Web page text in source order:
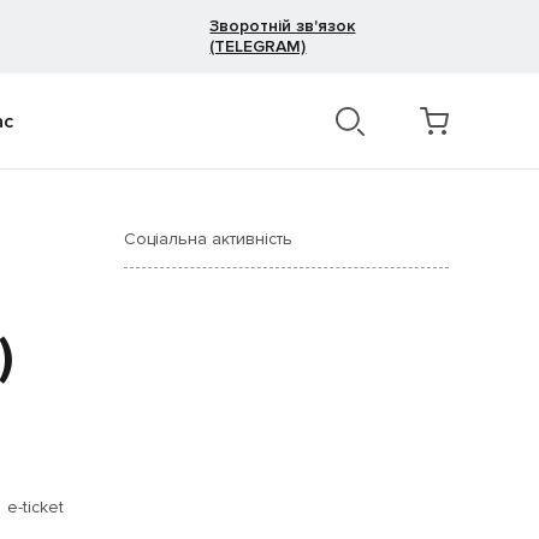
Зворотній зв'язок
(TELEGRAM)
e-ticket
Соціальна активність